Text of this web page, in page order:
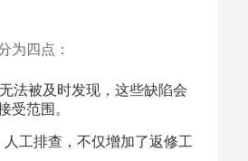
为四点：
法被及时发现，这些缺陷会
受范围。
工排查，不仅增加了返修工